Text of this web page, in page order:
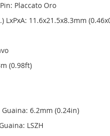
Placcato Oro
LxPxA: 11.6x21.5x8.3mm
(0.98ft)
6.2mm (0.24in)
LSZH